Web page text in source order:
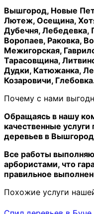
Вышгород, Новые
Лютеж, Осещина,
Дубечня, Лебедевка,
Воропаев, Раковка,
Межигорская,
Тарасовщина,
Дудки, Катюжанка,
Козаровичи,
Почему с нами
Обращаясь в нашу
качественные услуги
деревьев в
Все работы
арбористами, что
правильное
Похожие услуги